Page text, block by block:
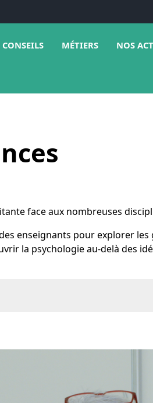
MÉTIERS NOS
face aux nombreuses
enseignants pour explorer
la psychologie au-delà des